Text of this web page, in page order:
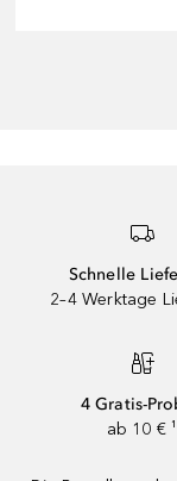
Schnelle
2–4 Werktage
4 Gratis-
ab 10 € ¹